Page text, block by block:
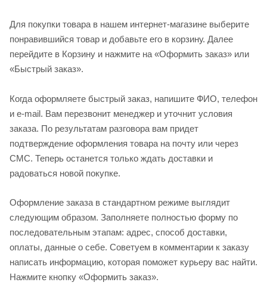
Для покупки товара в нашем интернет-магазине выберите
понравившийся товар и добавьте его в корзину. Далее
перейдите в Корзину и нажмите на «Оформить заказ» или
«Быстрый заказ».
Когда оформляете быстрый заказ, напишите ФИО, телефон
и e-mail. Вам перезвонит менеджер и уточнит условия
заказа. По результатам разговора вам придет
подтверждение оформления товара на почту или через
СМС. Теперь останется только ждать доставки и
радоваться новой покупке.
Оформление заказа в стандартном режиме выглядит
следующим образом. Заполняете полностью форму по
последовательным этапам: адрес, способ доставки,
оплаты, данные о себе. Советуем в комментарии к заказу
написать информацию, которая поможет курьеру вас найти.
Нажмите кнопку «Оформить заказ».